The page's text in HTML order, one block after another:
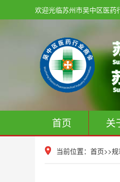
欢迎光临苏州市吴中区医药
首页 关
当前位置： 首页>>